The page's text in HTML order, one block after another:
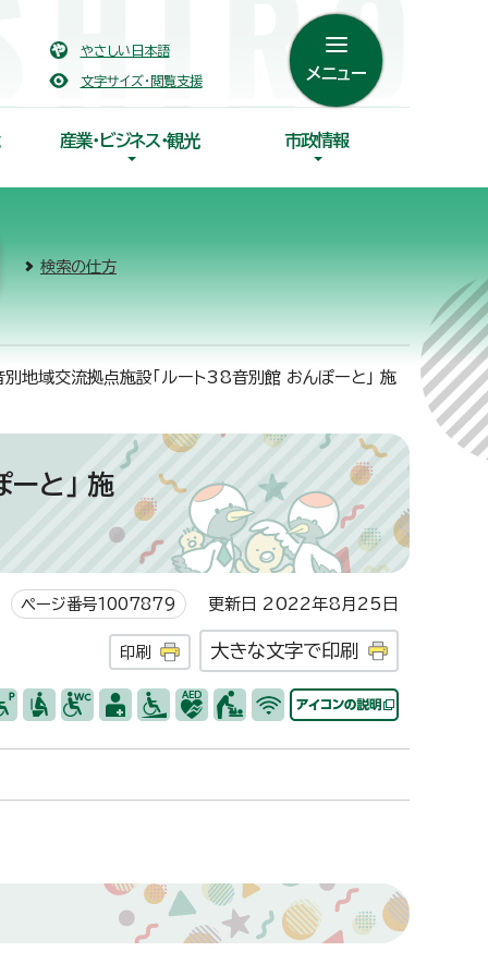
やさしい日本語
文字サイズ・閲覧支援 メニュー
産業・ビジネス・観光 市政情報
検索の仕方
地域交流拠点施設「ルート38音別館 おんぽーと」 施
と」 施
ページ番号1007879 更新日 2022年8月25日
印刷 大きな文字で印刷